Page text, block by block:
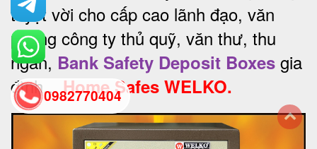
tuyệt vời cho cấp cao lãnh đạo, văn
phòng công ty thủ quỹ, văn thư, thu
ngân, Bank Safety Deposit Boxes gia
đình...Home Safes WELKO.
0982770404